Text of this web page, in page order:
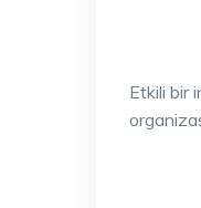
Etkili bir